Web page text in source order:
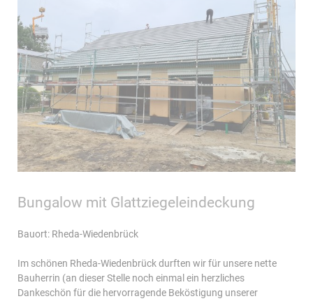
Bungalow mit Glattziegeleindeckung
Bauort: Rheda-Wiedenbrück
Im schönen Rheda-Wiedenbrück durften wir für unsere nette
Bauherrin (an dieser Stelle noch einmal ein herzliches
Dankeschön für die hervorragende Beköstigung unserer